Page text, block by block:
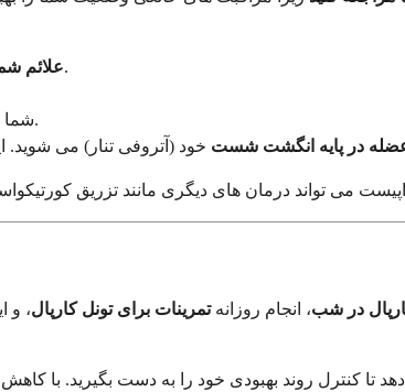
علائم.
شمادر دست خود تجربه می کنید و در نگه داشتن اشیاء مشکل دارید.
در پایه انگشت شست
در شب، انجام روزانهتمرینات برای تونل کارپال، و
تا کنترل روند بهبودی خود را به دست بگیرید. با